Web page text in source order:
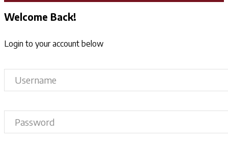
Welcome Back!
Login to your account below